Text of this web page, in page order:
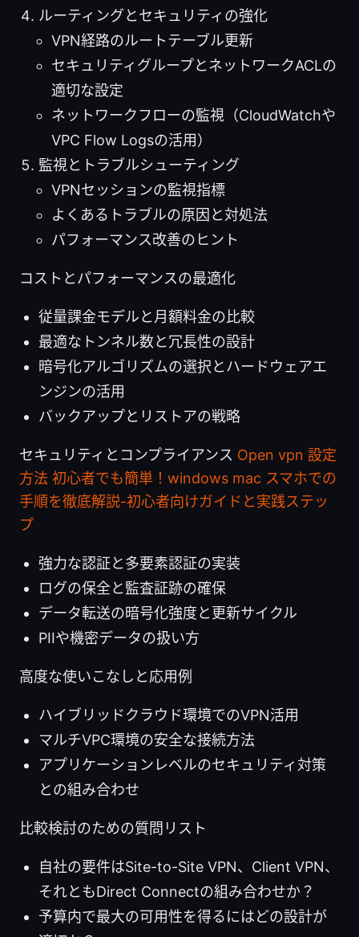
ルーティングとセキュリティの強化
VPN経路のルートテーブル更新
セキュリティグループとネットワークACLの
適切な設定
ネットワークフローの監視（CloudWatchや
VPC Flow Logsの活用）
監視とトラブルシューティング
VPNセッションの監視指標
よくあるトラブルの原因と対処法
パフォーマンス改善のヒント
コストとパフォーマンスの最適化
従量課金モデルと月額料金の比較
最適なトンネル数と冗長性の設計
暗号化アルゴリズムの選択とハードウェアエ
ンジンの活用
バックアップとリストアの戦略
セキュリティとコンプライアンス Open vpn 設定
方法 初心者でも簡単！windows mac スマホでの
手順を徹底解説-初心者向けガイドと実践ステッ
プ
強力な認証と多要素認証の実装
ログの保全と監査証跡の確保
データ転送の暗号化強度と更新サイクル
PIIや機密データの扱い方
高度な使いこなしと応用例
ハイブリッドクラウド環境でのVPN活用
マルチVPC環境の安全な接続方法
アプリケーションレベルのセキュリティ対策
との組み合わせ
比較検討のための質問リスト
自社の要件はSite-to-Site VPN、Client VPN、
それともDirect Connectの組み合わせか？
予算内で最大の可用性を得るにはどの設計が